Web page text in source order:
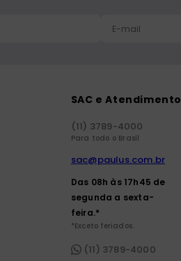
SAC e Atendimento
(11) 3789-4000
Para todo o Brasil
sac@paulus.com.br
Das 08h às 17h45 de
segunda a sexta-
feira.*
*Exceto feriados.
(11) 3789-4000